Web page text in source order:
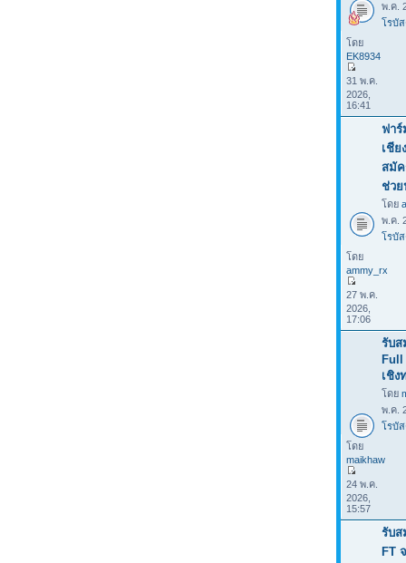
พ.ค.
โรบั
โดย
EK8934
31 พ.ค.
2026,
16:41
ฟา
เชีย
สมัค
ช่วย
โดย
พ.ค.
โรบั
โดย
ammy_rx
27 พ.ค.
2026,
17:06
รับส
เชิง
โดย
พ.ค.
โรบั
โดย
maikhaw
24 พ.ค.
2026,
15:57
รับส
FT